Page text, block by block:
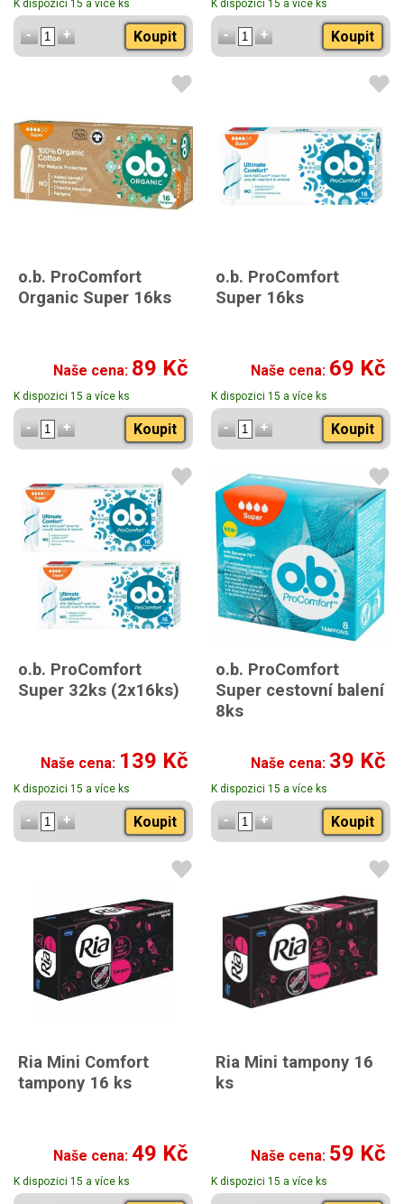
K dispozici 15 a více ks
Koupit
K dispozici 15 a více ks
Koupit
o.b. ProComfort
Organic Super 16ks
Naše cena: 89 Kč
K dispozici 15 a více ks
Koupit
o.b. ProComfort
Super 16ks
Naše cena: 69 Kč
K dispozici 15 a více ks
Koupit
o.b. ProComfort
Super 32ks (2x16ks)
Naše cena: 139 Kč
K dispozici 15 a více ks
Koupit
o.b. ProComfort
Super cestovní balení
8ks
Naše cena: 39 Kč
K dispozici 15 a více ks
Koupit
Ria Mini Comfort
tampony 16 ks
Naše cena: 49 Kč
K dispozici 15 a více ks
Ria Mini tampony 16
ks
Naše cena: 59 Kč
K dispozici 15 a více ks